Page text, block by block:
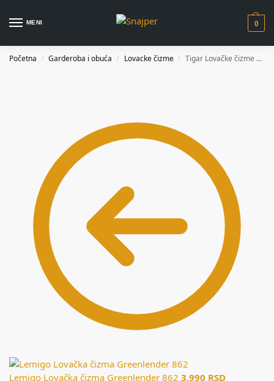
MENI 0
Početna / Garderoba i obuća / Lovacke čizme / Tigar Lovačke čizme Kanada 91568
Lemigo Lovačka čizma Greenlender 862 3.990 RSD